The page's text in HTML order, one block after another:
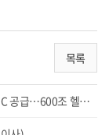
목록
지니틱스, 구글 자회사에 웨어러블 터치IC 공급…600조 헬스케어 플랫폼 공략